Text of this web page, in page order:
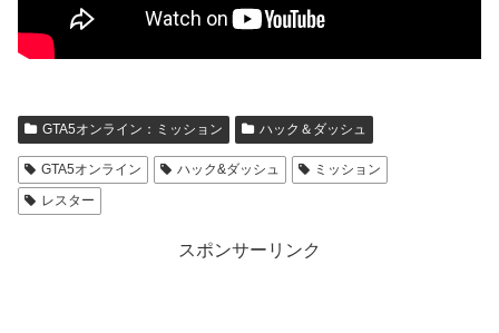
GTA5オンライン：ミッション ハック＆ダッシュ
GTA5オンライン ハック&ダッシュ
ミッション
レスター
スポンサーリンク